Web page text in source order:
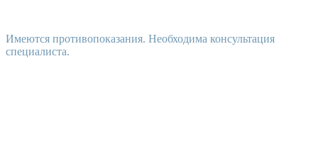
Имеются противопоказания. Необходима консультация
специалиста.